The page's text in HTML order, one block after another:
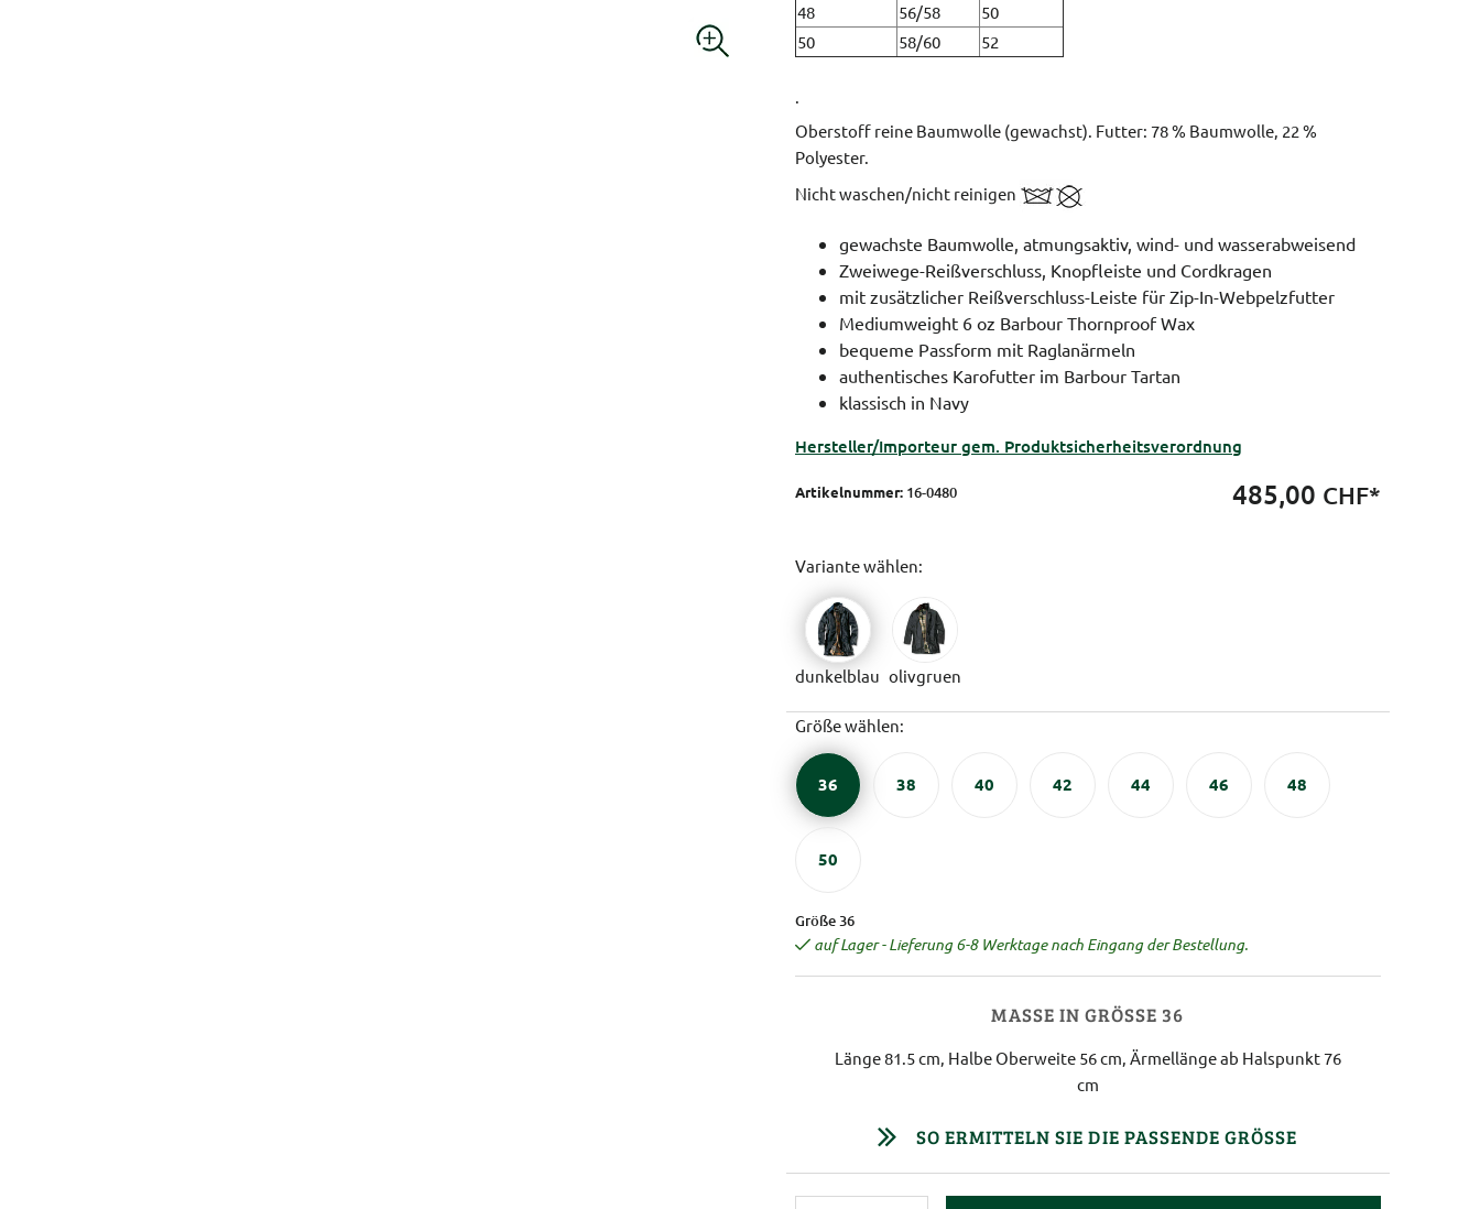
48
56/58
50
50
58/60 52
.
Oberstoff reine Baumwolle (gewachst). Futter: 78 % Baumwolle, 22 %
Polyester.
Nicht waschen/nicht reinigen
gewachste Baumwolle, atmungsaktiv, wind- und wasserabweisend
Zweiwege-Reißverschluss, Knopfleiste und Cordkragen
mit zusätzlicher Reißverschluss-Leiste für Zip-In-Webpelzfutter
Mediumweight 6 oz Barbour Thornproof Wax
bequeme Passform mit Raglanärmeln
authentisches Karofutter im Barbour Tartan
klassisch in Navy
Hersteller/Importeur gem. Produktsicherheitsverordnung
Artikelnummer: 16-0480 485,00 CHF*
Variante wählen:
dunkelblau olivgruen
Größe wählen:
36 38 40 42 44 46 48
50
Größe 36
auf Lager - Lieferung 6-8 Werktage nach Eingang der Bestellung.
MASSE IN GRÖSSE 36
Länge 81.5 cm, Halbe Oberweite 56 cm, Ärmellänge ab Halspunkt 76
cm
SO ERMITTELN SIE DIE PASSENDE GRÖSSE